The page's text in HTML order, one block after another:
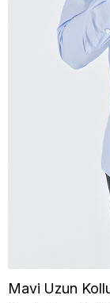
Mavi Uzun